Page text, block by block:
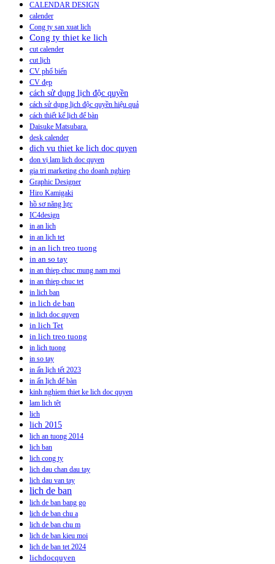
CALENDAR DESIGN
calender
Cong ty san xuat lich
Cong ty thiet ke lich
cut calender
cut lịch
CV phổ biến
CV đẹp
cách sử dụng lịch độc quyền
cách sử dụng lịch độc quyền hiệu quả
cách thiết kế lịch để bàn
Daisuke Matsubara.
desk calender
dich vu thiet ke lich doc quyen
don vị lam lich doc quyen
gia tri marketing cho doanh nghiep
Graphic Designer
Hiro Kamigaki
hồ sơ năng lực
IC4design
in an lich
in an lich tet
in an lich treo tuong
in an so tay
in an thiep chuc mung nam moi
in an thiep chuc tet
in lich ban
in lich de ban
in lich doc quyen
in lich Tet
in lich treo tuong
in lich tuong
in so tay
in ấn lịch tết 2023
in ấn lịch để bàn
kinh nghiem thiet ke lich doc quyen
lam lich têt
lich
lich 2015
lich an tuong 2014
lich ban
lich cong ty
lich dau chan dau tay
lich dau van tay
lich de ban
lich de ban bang go
lich de ban chu a
lich de ban chu m
lich de ban kieu moi
lich de ban tet 2024
lichdocquyen